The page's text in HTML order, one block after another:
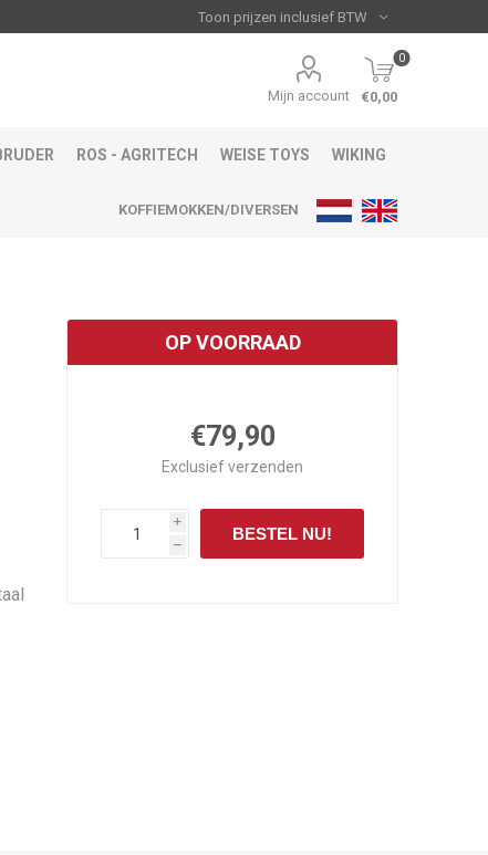
Mijn account
0
€0,00
ROS - AGRITECH WEISE TOYS WIKING
KOFFIEMOKKEN/DIVERSEN
OP VOORRAAD
€79,90
Exclusiefverzenden
i
h
BESTEL NU!